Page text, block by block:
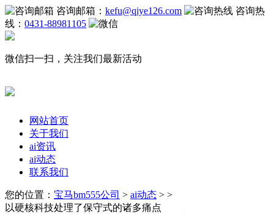
咨询邮箱： kefu@qiye126.com
咨询热
线： 0431-88981105
微信扫一扫，关注我们最新活动
网站首页
关于我们
ai资讯
ai动态
联系我们
您的位置： 宝马bm555公司 > ai动态 > >
以硬核科技处理了保守式的诸多痛点